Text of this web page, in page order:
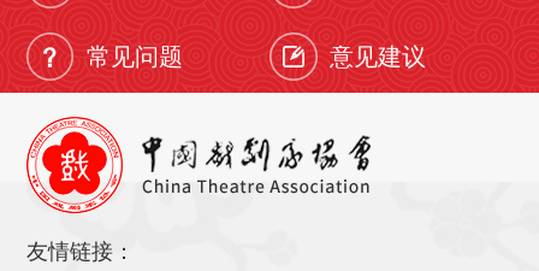
常见问题 意见建议
友情链接：